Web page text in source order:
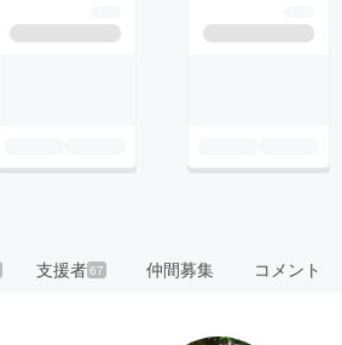
支援者67 仲間募集 コメント